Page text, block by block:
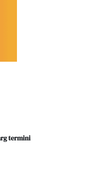
termini